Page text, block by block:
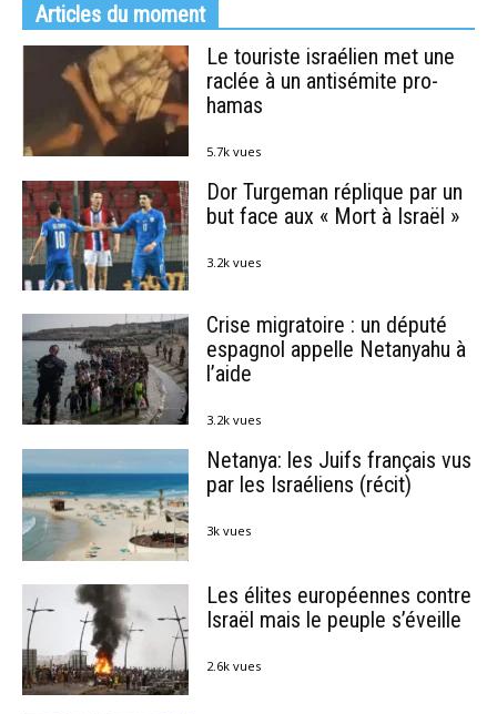
Articles du moment
Le touriste israélien met une
raclée à un antisémite pro-
hamas
5.7k vues
Dor Turgeman réplique par un
but face aux « Mort à Israël »
3.2k vues
Crise migratoire : un député
espagnol appelle Netanyahu à
l’aide
3.2k vues
Netanya: les Juifs français vus
par les Israéliens (récit)
3k vues
Les élites européennes contre
Israël mais le peuple s’éveille
2.6k vues